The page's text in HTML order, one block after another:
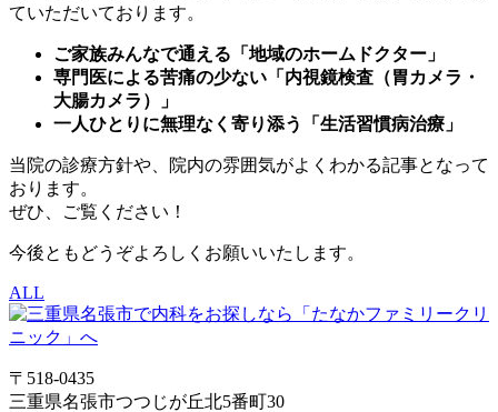
ていただいております。
ご家族みんなで通える「地域のホームドクター」
専門医による苦痛の少ない「内視鏡検査（胃カメラ・
大腸カメラ）」
一人ひとりに無理なく寄り添う「生活習慣病治療」
当院の診療方針や、院内の雰囲気がよくわかる記事となって
おります。
ぜひ、ご覧ください！
今後ともどうぞよろしくお願いいたします。
ALL
〒518-0435
三重県名張市つつじが丘北5番町30